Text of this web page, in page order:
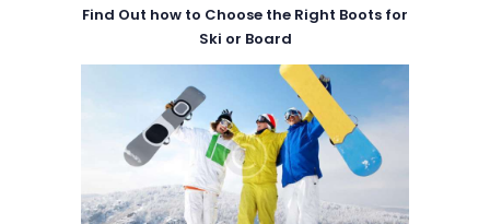
Find Out how to Choose the Right Boots for
Ski or Board